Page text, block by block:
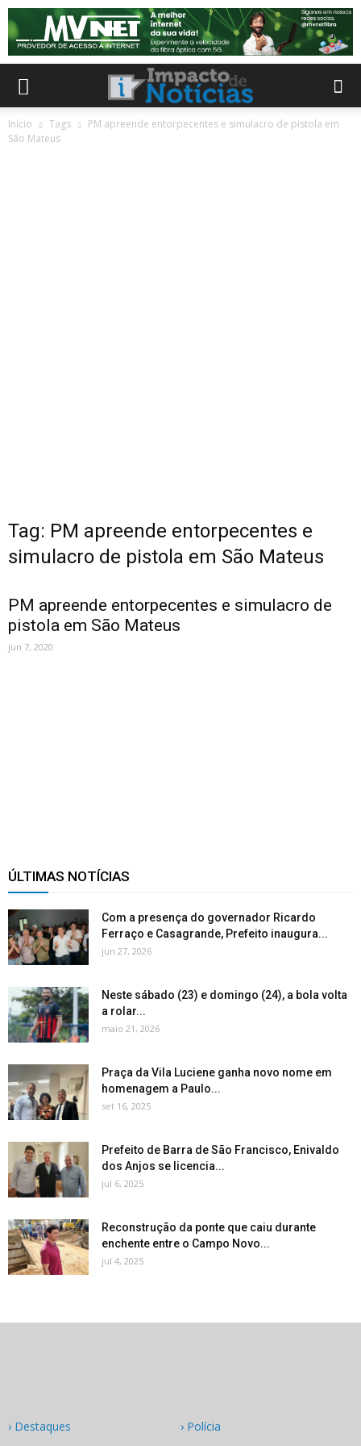
Início Tags
PM apreende entorpecentes e simulacro de pistola em
São Mateus
Tag: PM apreende entorpecentes e
simulacro de pistola em São Mateus
PM apreende entorpecentes e simulacro de
pistola em São Mateus
jun 7, 2020
ÚLTIMAS NOTÍCIAS
Com a presença do governador Ricardo
Ferraço e Casagrande, Prefeito inaugura...
jun 27, 2026
Neste sábado (23) e domingo (24), a bola volta
a rolar...
maio 21, 2026
Praça da Vila Luciene ganha novo nome em
homenagem a Paulo...
set 16, 2025
Prefeito de Barra de São Francisco, Enivaldo
dos Anjos se licencia...
jul 6, 2025
Reconstrução da ponte que caiu durante
enchente entre o Campo Novo...
jul 4, 2025
› Destaques
› Polícia